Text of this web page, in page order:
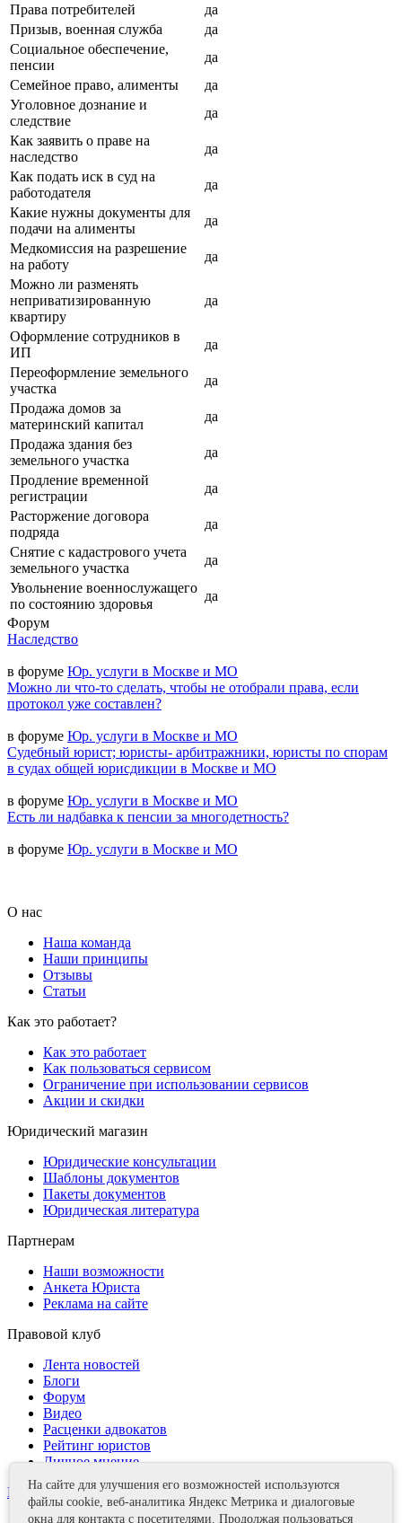
Права потребителей
да
Призыв, военная служба
да
Социальное обеспечение,
пенсии
да
Семейное право, алименты
да
Уголовное дознание и
следствие
да
Как заявить о праве на
наследство
да
Как подать иск в суд на
работодателя
да
Какие нужны документы для
подачи на алименты
да
Медкомиссия на разрешение
на работу
да
Можно ли разменять
неприватизированную
квартиру
да
Оформление сотрудников в
ИП
да
Переоформление земельного
участка
да
Продажа домов за
материнский капитал
да
Продажа здания без
земельного участка
да
Продление временной
регистрации
да
Расторжение договора
подряда
да
Снятие с кадастрового учета
земельного участка
да
Увольнение военнослужащего
по состоянию здоровья
да
Форум
Наследство
в форуме Юр. услуги в Москве и МО
Можно ли что-то сделать, чтобы не отобрали права, если
протокол уже составлен?
в форуме Юр. услуги в Москве и МО
Судебный юрист; юристы- арбитражники, юристы по спорам
в судах общей юрисдикции в Москве и МО
в форуме Юр. услуги в Москве и МО
Есть ли надбавка к пенсии за многодетность?
в форуме Юр. услуги в Москве и МО
О нас
Наша команда
Наши принципы
Отзывы
Статьи
Как это работает?
Как это работает
Как пользоваться сервисом
Ограничение при использовании сервисов
Акции и скидки
Юридический магазин
Юридические консультации
Шаблоны документов
Пакеты документов
Юридическая литература
Партнерам
Наши возможности
Анкета Юриста
Реклама на сайте
Правовой клуб
Лента новостей
Блоги
Форум
Видео
Расценки адвокатов
Рейтинг юристов
Личное мнение
Контакты
На сайте для улучшения его возможностей используются
файлы cookie, веб-аналитика Яндекс Метрика и диалоговые
окна для контакта с посетителями. Продолжая пользоваться